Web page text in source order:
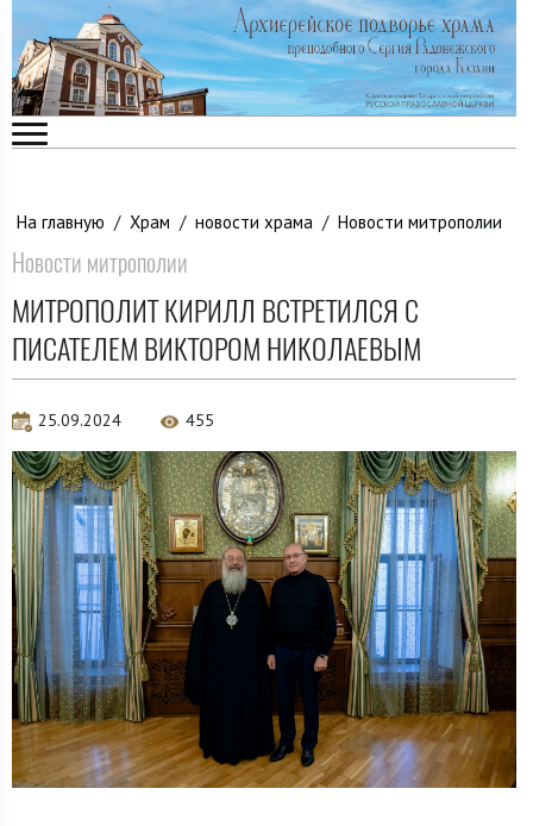
На главную / Храм / новости храма / Новости митрополии
Новости митрополии
МИТРОПОЛИТ КИРИЛЛ ВСТРЕТИЛСЯ С
ПИСАТЕЛЕМ ВИКТОРОМ НИКОЛАЕВЫМ
25.09.2024 455